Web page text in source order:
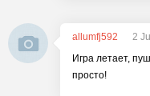
allumfj592
2
Игра летает,
просто!